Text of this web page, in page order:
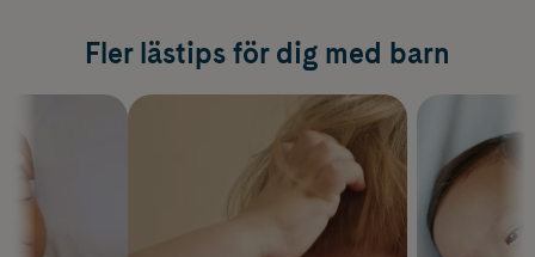
Fler lästips för dig med barn